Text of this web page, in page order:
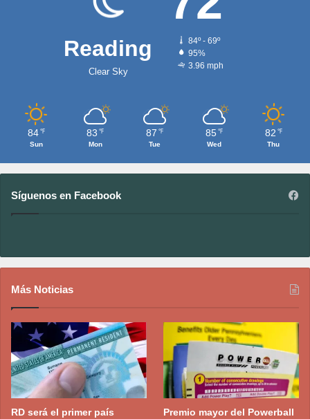
Reading
Clear Sky
84º - 69º
95%
3.96 mph
84 ℉
Sun
83 ℉
Mon
87 ℉
Tue
85 ℉
Wed
82 ℉
Thu
Síguenos en Facebook
Más Noticias
RD será el primer país
Premio mayor del Powerball